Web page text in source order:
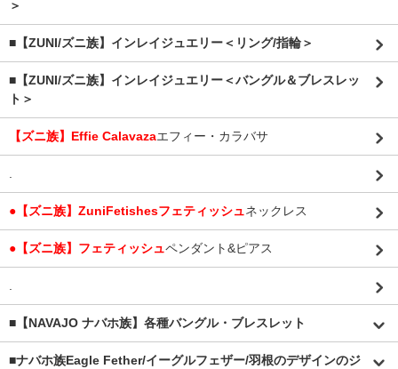
＞
■【ZUNI/ズニ族】インレイジュエリー＜リング/指輪＞
■【ZUNI/ズニ族】インレイジュエリー＜バングル＆ブレスレッ
ト＞
【ズニ族】Effie Calavazaエフィー・カラバサ
.
●【ズニ族】ZuniFetishesフェティッシュネックレス
●【ズニ族】フェティッシュペンダント&ピアス
.
■【NAVAJO ナバホ族】各種バングル・ブレスレット
■ナバホ族Eagle Fether/イーグルフェザー/羽根のデザインのジ